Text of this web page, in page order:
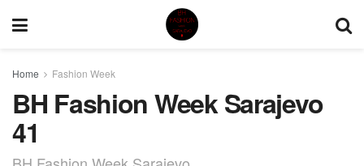
Home Fashion Week
BH Fashion Week Sarajevo
41